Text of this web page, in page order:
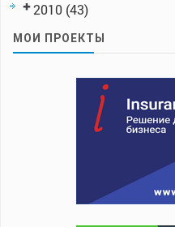
2010 (43)
МОИ ПРОЕКТЫ